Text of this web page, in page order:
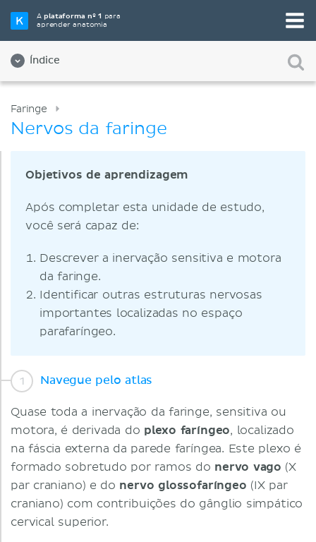
Aplataforma nº 1 para
aprender anatomia
Índice
Faringe
Nervos da faringe
Objetivos de aprendizagem
Após completar esta unidade de estudo,
você será capaz de:
Descrever a inervação sensitiva e motora
da faringe.
Identificar outras estruturas nervosas
importantes localizadas no espaço
parafaríngeo.
Navegue pelo atlas
Quase toda a inervação da faringe, sensitiva ou
motora, é derivada do plexo faríngeo, localizado
na fáscia externa da parede faríngea. Este plexo é
formado sobretudo por ramos do nervo vago (X
par craniano) e do nervo glossofaríngeo (IX par
craniano) com contribuições do gânglio simpático
cervical superior.